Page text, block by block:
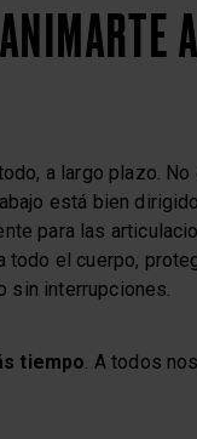
a largo plazo. No
está bien
para las
el cuerpo,
sin interrupciones.
tiempo. A todos